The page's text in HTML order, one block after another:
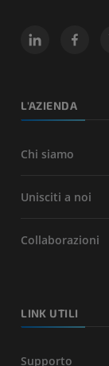
L'AZIENDA
Chi siamo
Unisciti a noi
Collaborazioni
LINK UTILI
Supporto